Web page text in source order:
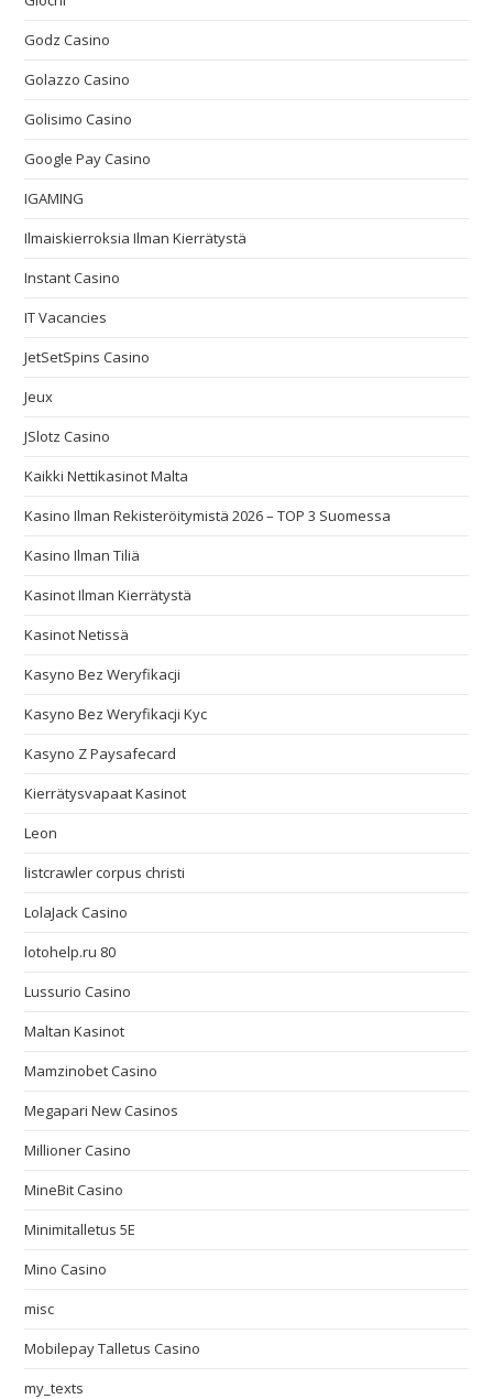
Godz Casino
Golazzo Casino
Golisimo Casino
Google Pay Casino
IGAMING
Ilmaiskierroksia Ilman Kierrätystä
Instant Casino
IT Vacancies
JetSetSpins Casino
Jeux
JSlotz Casino
Kaikki Nettikasinot Malta
Kasino Ilman Rekisteröitymistä 2026 – TOP 3 Suomessa
Kasino Ilman Tiliä
Kasinot Ilman Kierrätystä
Kasinot Netissä
Kasyno Bez Weryfikacji
Kasyno Bez Weryfikacji Kyc
Kasyno Z Paysafecard
Kierrätysvapaat Kasinot
Leon
listcrawler corpus christi
LolaJack Casino
lotohelp.ru 80
Lussurio Casino
Maltan Kasinot
Mamzinobet Casino
Megapari New Casinos
Millioner Casino
MineBit Casino
Minimitalletus 5E
Mino Casino
misc
Mobilepay Talletus Casino
my_texts